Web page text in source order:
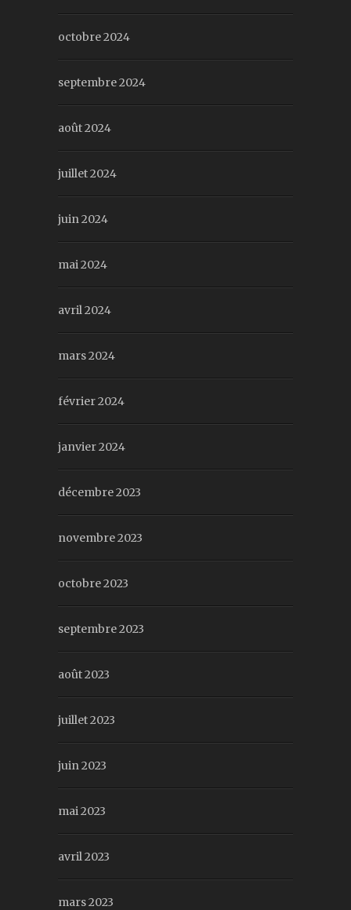
octobre 2024
septembre 2024
août 2024
juillet 2024
juin 2024
mai 2024
avril 2024
mars 2024
février 2024
janvier 2024
décembre 2023
novembre 2023
octobre 2023
septembre 2023
août 2023
juillet 2023
juin 2023
mai 2023
avril 2023
mars 2023